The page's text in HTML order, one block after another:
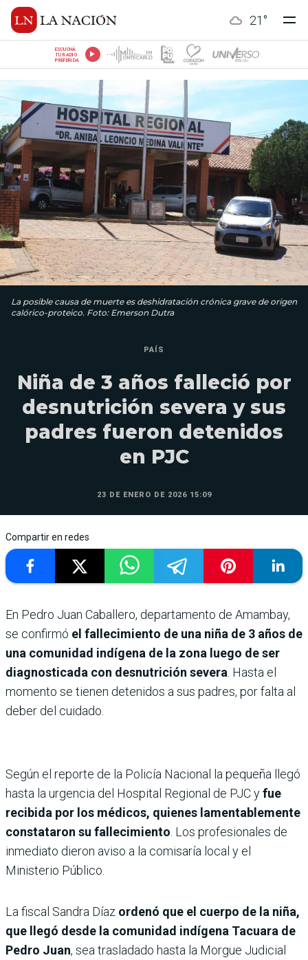
21 °
ESCUCHÁ
TU RADIO
PREFERIDA
La posible causa de muerte es deshidratación crónica grave de origen
calórico-proteico. Foto: Emerson Dutra
PAÍS
Niña de 3 años falleció por
desnutrición severa y sus
padres fueron detenidos
en PJC
23 DE ENERO DE 2026 15:09
Compartir en redes
En Pedro Juan Caballero, departamento de Amambay,
se confirmó el fallecimiento de una niña de 3 años de
una comunidad indígena de la zona luego de ser
diagnosticada con desnutrición severa . Hasta el
momento se tienen detenidos a sus padres, por falta al
deber del cuidado.
Según el reporte de la Policía Nacional la pequeña llegó
hasta la urgencia del Hospital Regional de PJC yfue
recibida por los médicos, quienes lamentablemente
constataron su fallecimiento . Los profesionales de
inmediato dieron aviso a la comisaría local y el
Ministerio Público.
La fiscal Sandra Díaz ordenó que el cuerpo de la niña,
que llegó desde la comunidad indígena Tacuara de
Pedro Juan, sea trasladado hasta la Morgue Judicial